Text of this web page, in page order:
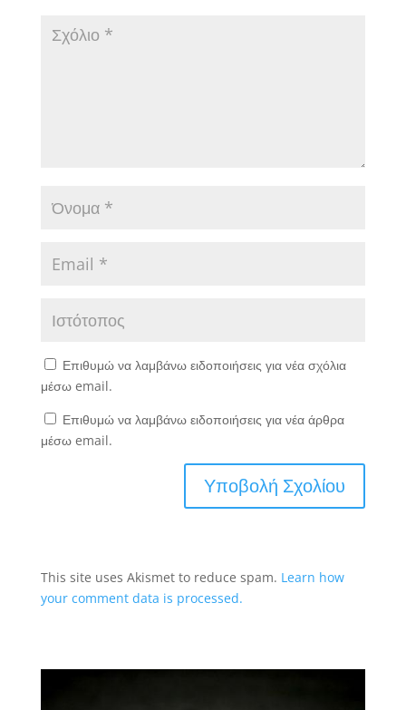
Επιθυμώ να λαμβάνω ειδοποιήσεις για νέα σχόλια
μέσω email.
Επιθυμώ να λαμβάνω ειδοποιήσεις για νέα άρθρα
μέσω email.
This site uses Akismet to reduce spam. Learn how
your comment data is processed.